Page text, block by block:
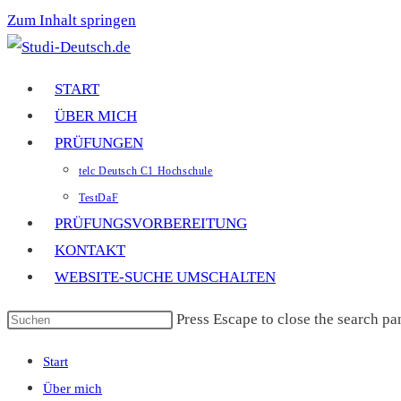
Zum Inhalt springen
START
ÜBER MICH
PRÜFUNGEN
telc Deutsch C1 Hochschule
TestDaF
PRÜFUNGSVORBEREITUNG
KONTAKT
WEBSITE-SUCHE UMSCHALTEN
Press Escape to close the search
Start
Über mich